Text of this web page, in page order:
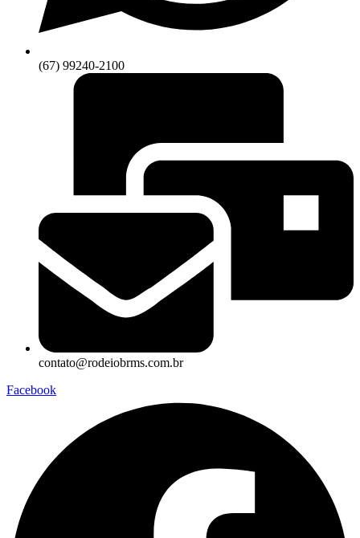
(67) 99240-2100
contato@rodeiobrms.com.br
Facebook